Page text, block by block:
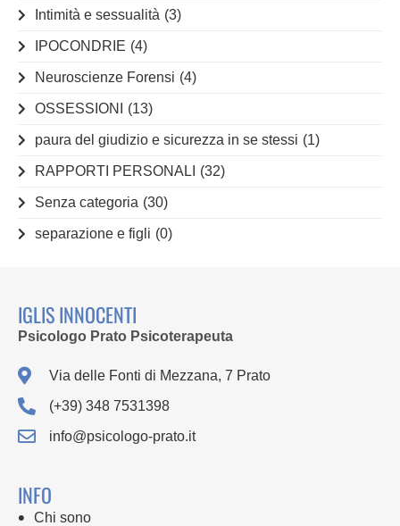
Intimità e sessualità (3)
IPOCONDRIE (4)
Neuroscienze Forensi (4)
OSSESSIONI (13)
paura del giudizio e sicurezza in se stessi (1)
RAPPORTI PERSONALI (32)
Senza categoria (30)
separazione e figli (0)
IGLIS INNOCENTI
Psicologo Prato Psicoterapeuta
Via delle Fonti di Mezzana, 7 Prato
(+39) 348 7531398
info@psicologo-prato.it
INFO
Chi sono